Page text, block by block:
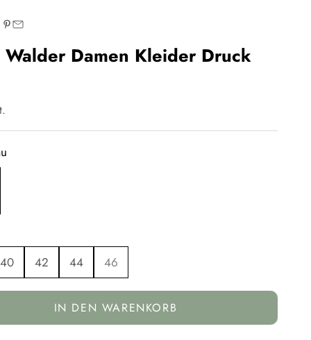
Walder Damen Kleider Druck
40 42 44 46
IN DEN WARENKORB